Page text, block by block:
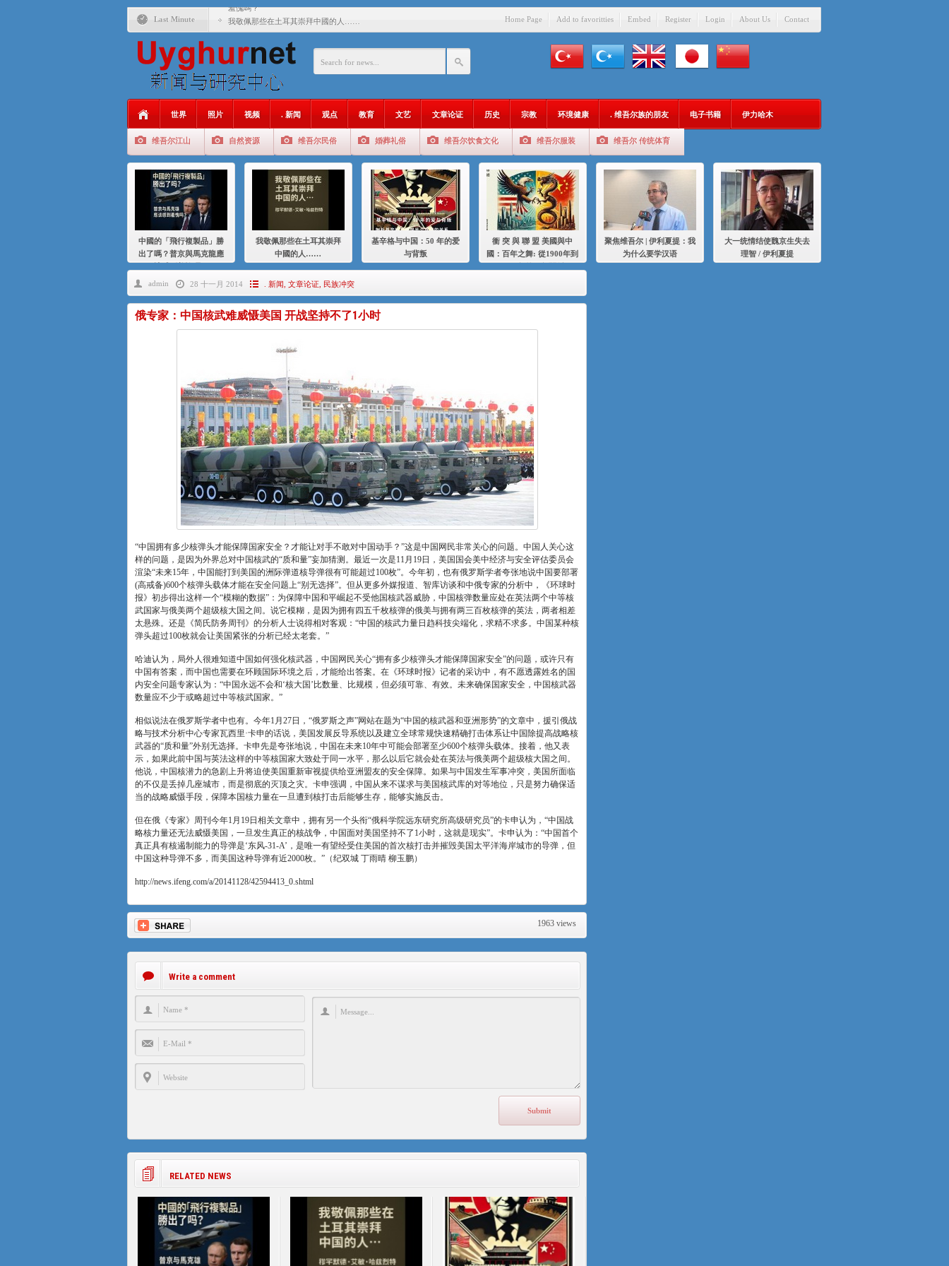
Last Minute
羞愧嗎？
我敬佩那些在土耳其崇拜中國的人……
基辛格与中国：50 年的爱与背叛
年的百年關係
大一统情结使魏京生失去理智 / 伊利夏提
伊利夏提：在自责与内疚中的挣扎
伊利夏提：消失在集中营的红衣女孩
伊利夏提：维吾尔种族灭绝
Home Page Add to favoritties Embed Register Login About Us Contact
世界 照片 视频 . 新闻 观点 教育 文艺 文章论证 历史 宗教 环境健康 . 维吾尔族的朋友 电子书籍 伊力哈木
维吾尔江山 自然资源 维吾尔民俗 婚葬礼俗 维吾尔饮食文化 维吾尔服装 维吾尔 传统体育
中國的「飛行複製品」勝
出了嗎？普京與馬克龍應
我敬佩那些在土耳其崇拜
中國的人……
基辛格与中国：50 年的爱
与背叛
衝 突 與 聯 盟 美國與中
國：百年之舞: 從1900年到
聚焦维吾尔 | 伊利夏提：我
为什么要学汉语
大一统情结使魏京生失去
理智 / 伊利夏提
admin 28 十一月 2014 . 新闻 文章论证, 民族冲突
俄专家：中国核武难威慑美国 开战坚持不了1小时
“中国拥有多少核弹头才能保障国家安全？才能让对手不敢对中国动手？”这是中国网民非常关心的问题。中国人关心这
样的问题，是因为外界总对中国核武的“质和量”妄加猜测。最近一次是11月19日，美国国会美中经济与安全评估委员会
渲染“未来15年，中国能打到美国的洲际弹道核导弹很有可能超过100枚”。今年初，也有俄罗斯学者夸张地说中国要部署
(高戒备)600个核弹头载体才能在安全问题上“别无选择”。但从更多外媒报道、智库访谈和中俄专家的分析中，《环球时
报》初步得出这样一个“模糊的数据”：为保障中国和平崛起不受他国核武器威胁，中国核弹数量应处在英法两个中等核
武国家与俄美两个超级核大国之间。说它模糊，是因为拥有四五千枚核弹的俄美与拥有两三百枚核弹的英法，两者相差
太悬殊。还是《简氏防务周刊》的分析人士说得相对客观：“中国的核武力量日趋科技尖端化，求精不求多。中国某种核
弹头超过100枚就会让美国紧张的分析已经太老套。”
哈迪认为，局外人很难知道中国如何强化核武器，中国网民关心“拥有多少核弹头才能保障国家安全”的问题，或许只有
中国有答案，而中国也需要在环顾国际环境之后，才能给出答案。在《环球时报》记者的采访中，有不愿透露姓名的国
内安全问题专家认为：“中国永远不会和‘核大国’比数量、比规模，但必须可靠、有效。未来确保国家安全，中国核武器
数量应不少于或略超过中等核武国家。”
相似说法在俄罗斯学者中也有。今年1月27日，“俄罗斯之声”网站在题为“中国的核武器和亚洲形势”的文章中，援引俄战
略与技术分析中心专家瓦西里·卡申的话说，美国发展反导系统以及建立全球常规快速精确打击体系让中国除提高战略核
武器的“质和量”外别无选择。卡申先是夸张地说，中国在未来10年中可能会部署至少600个核弹头载体。接着，他又表
示，如果此前中国与英法这样的中等核国家大致处于同一水平，那么以后它就会处在英法与俄美两个超级核大国之间。
他说，中国核潜力的急剧上升将迫使美国重新审视提供给亚洲盟友的安全保障。如果与中国发生军事冲突，美国所面临
的不仅是丢掉几座城市，而是彻底的灭顶之灾。卡申强调，中国从来不谋求与美国核武库的对等地位，只是努力确保适
当的战略威慑手段，保障本国核力量在一旦遭到核打击后能够生存，能够实施反击。
但在俄《专家》周刊今年1月19日相关文章中，拥有另一个头衔“俄科学院远东研究所高级研究员”的卡申认为，“中国战
略核力量还无法威慑美国，一旦发生真正的核战争，中国面对美国坚持不了1小时，这就是现实”。卡申认为：“中国首个
真正具有核遏制能力的导弹是‘东风-31-A’，是唯一有望经受住美国的首次核打击并摧毁美国太平洋海岸城市的导弹，但
中国这种导弹不多，而美国这种导弹有近2000枚。”（纪双城 丁雨晴 柳玉鹏）
http://news.ifeng.com/a/20141128/42594413_0.shtml
1963 views
Write a comment
RELATED NEWS